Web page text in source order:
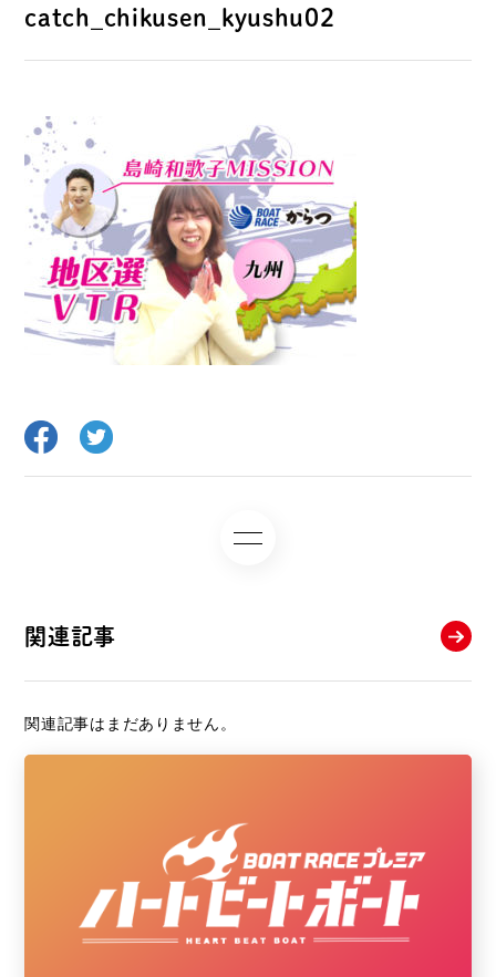
catch_chikusen_kyushu02
関連記事
関連記事はまだありません。